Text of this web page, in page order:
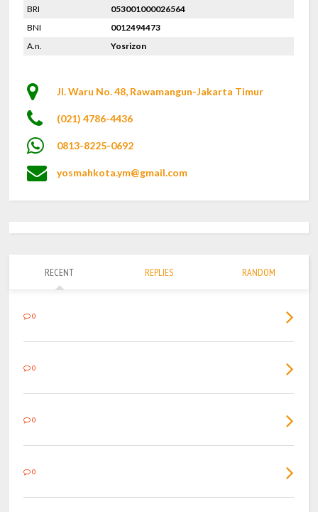
BRI
053001000026564
BNI
0012494473
A.n.
Yosrizon
Jl. Waru No. 48, Rawamangun-Jakarta Timur
(021) 4786-4436
0813-8225-0692
yosmahkota.ym@gmail.com
RECENT REPLIES RANDOM
0
0
0
0